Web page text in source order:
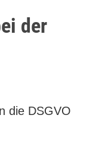
der
die DSGVO